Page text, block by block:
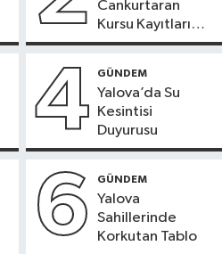
Cankurtaran
Kursu Kayıtları
Başladı
4 GÜNDEM
Yalova’da Su
Kesintisi
Duyurusu
6 GÜNDEM
Yalova
Sahillerinde
Korkutan Tablo